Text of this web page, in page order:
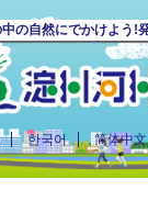
の自然にでかけよう!
한국어 简体中文